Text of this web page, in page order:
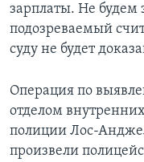
зарплаты. Не будем
подозреваемый
суду не будет
Операция по
отделом
полиции Лос-
произвели